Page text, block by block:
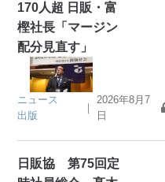
170人超 日販・富
樫社長「マージン
配分見直す」
ニュース
出版
｜
2026年8月7
日
日販協 第75回定